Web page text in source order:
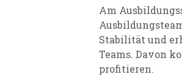
Am
Stabilität und
Teams. Davon
profitieren.